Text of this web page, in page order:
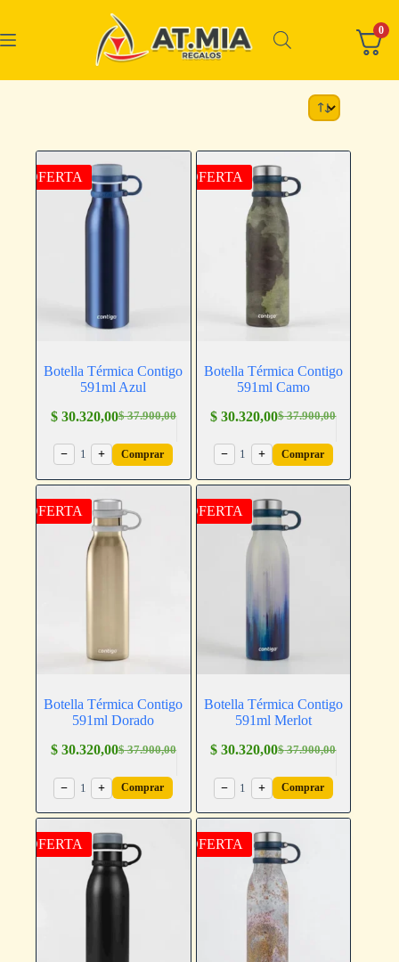
OFERTA
Botella Térmica Contigo
591ml Azul
$37.900,00
$30.320,00
− 1 + Comprar
OFERTA
Botella Térmica Contigo
591ml Camo
$37.900,00
$ 30.320,00
− 1 + Comprar
OFERTA
Botella Térmica Contigo
591ml Dorado
$37.900,00
$30.320,00
− 1 + Comprar
OFERTA
Botella Térmica Contigo
591ml Merlot
$37.900,00
$ 30.320,00
− 1 + Comprar
OFERTA OFERTA
0